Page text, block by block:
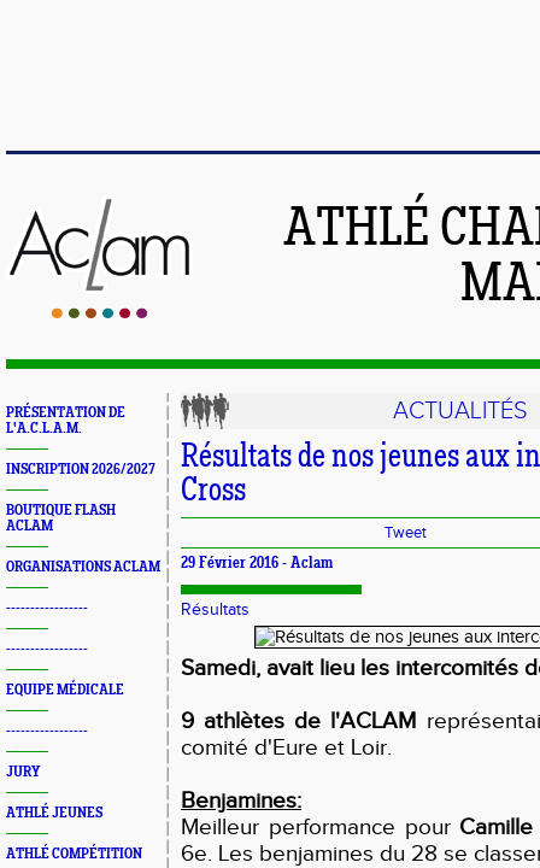
ATHLÉ
PRÉSENTATION DE
L'A.C.L.A.M.
INSCRIPTION 2026/2027
BOUTIQUE FLASH
ACLAM
ORGANISATIONS ACLAM
-----------------
-----------------
EQUIPE MÉDICALE
-----------------
JURY
ATHLÉ JEUNES
ATHLÉ COMPÉTITION
ACTUALITÉS
Résultats de nos jeunes aux
Cross
Tweet
29 Février 2016 - Aclam
Résultats
Samedi, avait lieu les intercomités
9 athlètes de l'ACLAM
comité d'Eure et Loir.
Benjamines:
Meilleur performance pour
6e. Les benjamines du 28 se